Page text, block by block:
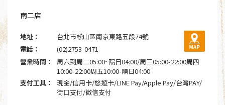
南二店
地址：
台北市松山區南京東路五段74號
電話：
(02)2753-0471
營業時間：
周六到周二05:00~隔日04:00/周三05:00-22:00周四
10:00-22:00周五10:00-隔日04:00
支付工具：
現金/信用卡/悠遊卡/LINE Pay/Apple Pay/台灣PAY/
街口支付/微信支付